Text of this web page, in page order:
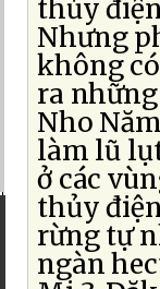
thủy
Nhưng
không
ra
Nho
làm lũ
ở các
thủy
rừng tự
ngàn